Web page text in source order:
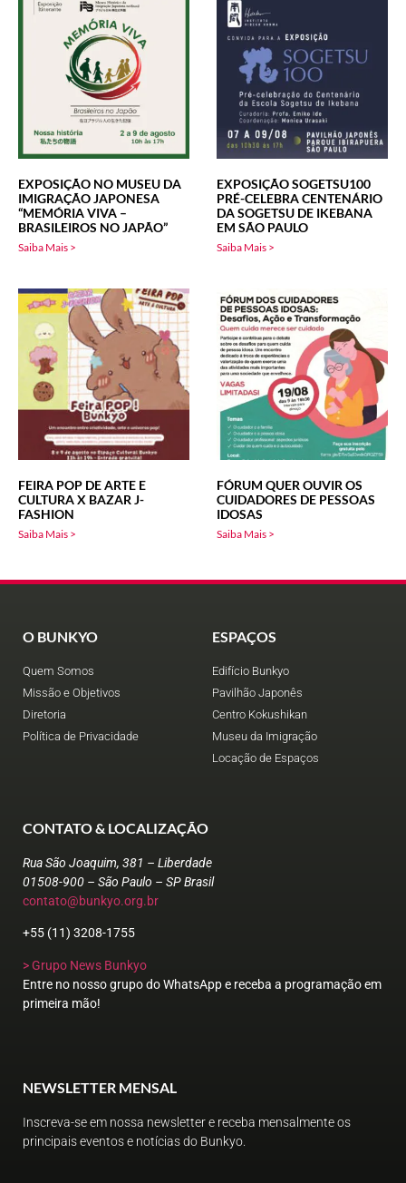
EXPOSIÇÃO NO MUSEU DA
IMIGRAÇÃO JAPONESA
“MEMÓRIA VIVA –
BRASILEIROS NO JAPÃO”
Saiba Mais >
EXPOSIÇÃO SOGETSU100
PRÉ-CELEBRA CENTENÁRIO
DA SOGETSU DE IKEBANA
EM SÃO PAULO
Saiba Mais >
FEIRA POP DE ARTE E
CULTURA X BAZAR J-
FASHION
Saiba Mais >
FÓRUM QUER OUVIR OS
CUIDADORES DE PESSOAS
IDOSAS
Saiba Mais >
O BUNKYO
Quem Somos
Missão e Objetivos
Diretoria
Política de Privacidade
ESPAÇOS
Edifício Bunkyo
Pavilhão Japonês
Centro Kokushikan
Museu da Imigração
Locação de Espaços
CONTATO & LOCALIZAÇÃO
Rua São Joaquim, 381 – Liberdade
01508-900 – São Paulo – SP Brasil
contato@bunkyo.org.br
+55 (11) 3208-1755
> Grupo News Bunkyo
Entre no nosso grupo do WhatsApp e receba a programação em
primeira mão!
NEWSLETTER MENSAL
Inscreva-se em nossa newsletter e receba mensalmente os
principais eventos e notícias do Bunkyo.